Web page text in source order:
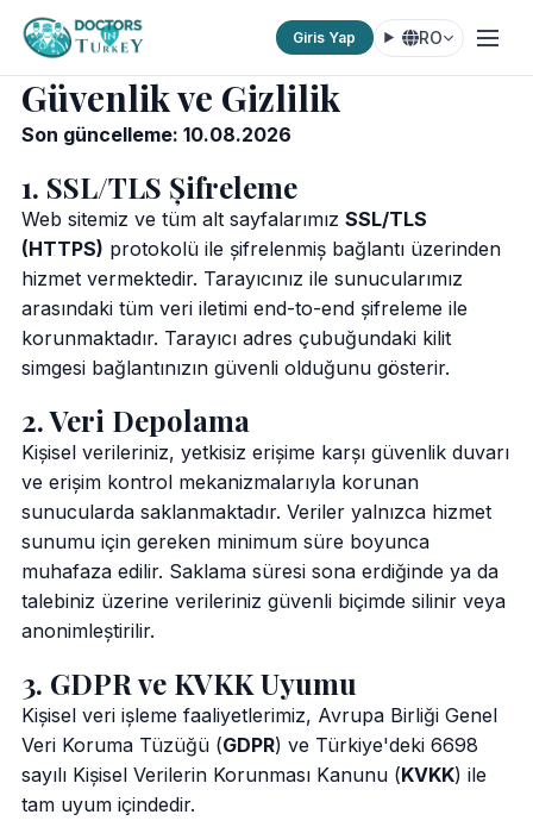
Giris Yap RO
Güvenlik ve Gizlilik
Son güncelleme: 10.08.2026
1. SSL/TLS Şifreleme
Web sitemiz ve tüm alt sayfalarımız SSL/TLS
(HTTPS) protokolü ile şifrelenmiş bağlantı üzerinden
hizmet vermektedir. Tarayıcınız ile sunucularımız
arasındaki tüm veri iletimi end-to-end şifreleme ile
korunmaktadır. Tarayıcı adres çubuğundaki kilit
simgesi bağlantınızın güvenli olduğunu gösterir.
2. Veri Depolama
Kişisel verileriniz, yetkisiz erişime karşı güvenlik duvarı
ve erişim kontrol mekanizmalarıyla korunan
sunucularda saklanmaktadır. Veriler yalnızca hizmet
sunumu için gereken minimum süre boyunca
muhafaza edilir. Saklama süresi sona erdiğinde ya da
talebiniz üzerine verileriniz güvenli biçimde silinir veya
anonimleştirilir.
3. GDPR ve KVKK Uyumu
Kişisel veri işleme faaliyetlerimiz, Avrupa Birliği Genel
Veri Koruma Tüzüğü (GDPR) ve Türkiye'deki 6698
sayılı Kişisel Verilerin Korunması Kanunu (KVKK) ile
tam uyum içindedir.